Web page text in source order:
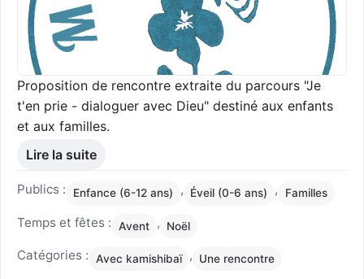
Proposition de rencontre extraite du parcours "Je
t'en prie - dialoguer avec Dieu" destiné aux enfants
et aux familles.
Lire la suite
Publics : Enfance (6-12 ans) , Éveil (0-6 ans) , Familles
Temps et fêtes : Avent , Noël
Catégories : Avec kamishibaï , Une rencontre